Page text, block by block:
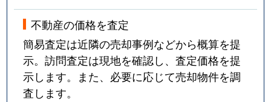
不動産の価格を査定
簡易査定は近隣の売却事例などから概算を提
示。訪問査定は現地を確認し、査定価格を提
示します。また、必要に応じて売却物件を調
査します。